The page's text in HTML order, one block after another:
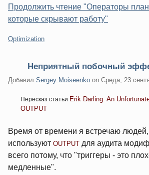
Продолжить чтение "Операторы
которые скрывают работу"
Категории:
Optimization
Неприятный побочный
Добавил Sergey Moiseenko on Среда, 23
Пересказ статьи Erik Darling. An
OUTPUT
Время от времени я встречаю
используют OUTPUT для аудита
всего потому, что "триггеры - это
медленные".